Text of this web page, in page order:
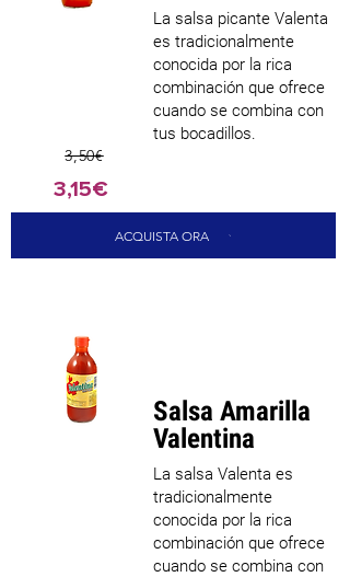
La salsa picante Valenta
es tradicionalmente
conocida por la rica
combinación que ofrece
cuando se combina con
tus bocadillos.
3,50€
3,15€
ACQUISTA ORA
Salsa Amarilla
Valentina
La salsa Valenta es
tradicionalmente
conocida por la rica
combinación que ofrece
cuando se combina con